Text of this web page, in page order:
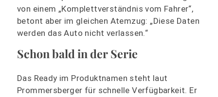
von einem „Komplettverständnis vom Fahrer“,
betont aber im gleichen Atemzug: „Diese Daten
werden das Auto nicht verlassen.“
Schon bald in der Serie
Das Ready im Produktnamen steht laut
Prommersberger für schnelle Verfügbarkeit. Er